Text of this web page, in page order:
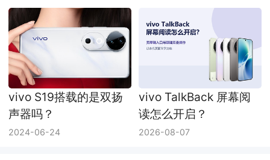
vivo S19搭载的是双扬
声器吗？
2024-06-24
vivo TalkBack 屏幕阅
读怎么开启？
2026-08-07